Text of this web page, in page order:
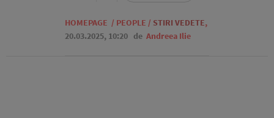
HOMEPAGE / PEOPLE / STIRI VEDETE,
20.03.2025, 10:20 de Andreea Ilie